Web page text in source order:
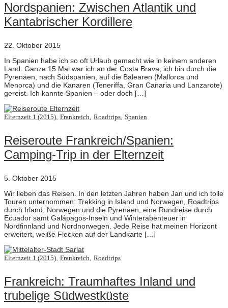
Nordspanien: Zwischen Atlantik und
Kantabrischer Kordillere
22. Oktober 2015
In Spanien habe ich so oft Urlaub gemacht wie in keinem anderen
Land. Ganze 15 Mal war ich an der Costa Brava, ich bin durch die
Pyrenäen, nach Südspanien, auf die Balearen (Mallorca und
Menorca) und die Kanaren (Teneriffa, Gran Canaria und Lanzarote)
gereist. Ich kannte Spanien – oder doch […]
Elternzeit 1 (2015) Frankreich Roadtrips Spanien
Reiseroute Frankreich/Spanien:
Camping-Trip in der Elternzeit
5. Oktober 2015
Wir lieben das Reisen. In den letzten Jahren haben Jan und ich tolle
Touren unternommen: Trekking in Island und Norwegen, Roadtrips
durch Irland, Norwegen und die Pyrenäen, eine Rundreise durch
Ecuador samt Galápagos-Inseln und Winterabenteuer in
Nordfinnland und Nordnorwegen. Jede Reise hat meinen Horizont
erweitert, weiße Flecken auf der Landkarte […]
Elternzeit 1 (2015) Frankreich Roadtrips
Frankreich: Traumhaftes Inland und
trubelige Südwestküste